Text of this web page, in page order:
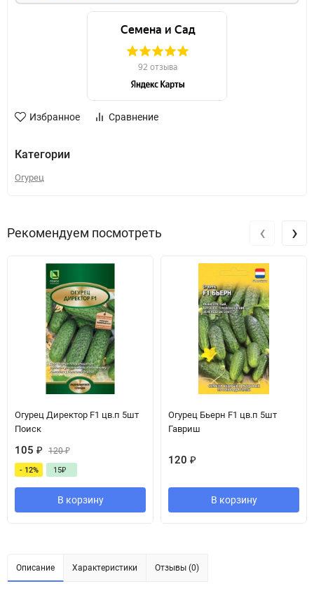
Избранное Сравнение
Категории
Огурец
Рекомендуем посмотреть
Огурец Директор F1 цв.п 5шт
Поиск
105 ₽ 120₽
- 12% 15₽
В корзину
Огурец Бьерн F1 цв.п 5шт
Гавриш
120 ₽
В корзину
‹ ›
Описание Характеристики Отзывы (0)